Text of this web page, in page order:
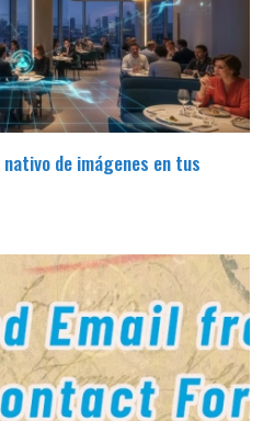
de imágenes en tus